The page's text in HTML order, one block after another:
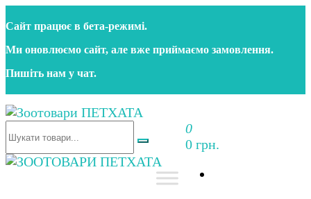
до
контенту
Сайт працює в бета‑режимі.
Ми оновлюємо сайт, але вже приймаємо замовлення.
Пишіть нам у чат.
Зоотовари ПЕТХАТА
Зоомагазин для собак та котів | Корм, іграшки,
аксесуари та догляд за тваринами. Доставка по
0
0 грн.